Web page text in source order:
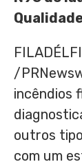
/
incêndios
outros
com um